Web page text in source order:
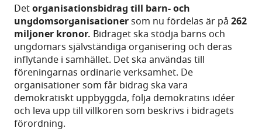
Detorganisationsbidrag till barn- och
ungdomsorganisationersom nu fördelas är på 262
miljoner kronor. Bidraget ska stödja barns och
ungdomars självständiga organisering och deras
inflytande i samhället. Det ska användas till
föreningarnas ordinarie verksamhet. De
organisationer som får bidrag ska vara
demokratiskt uppbyggda, följa demokratins idéer
och leva upp till villkoren som beskrivs i bidragets
förordning.